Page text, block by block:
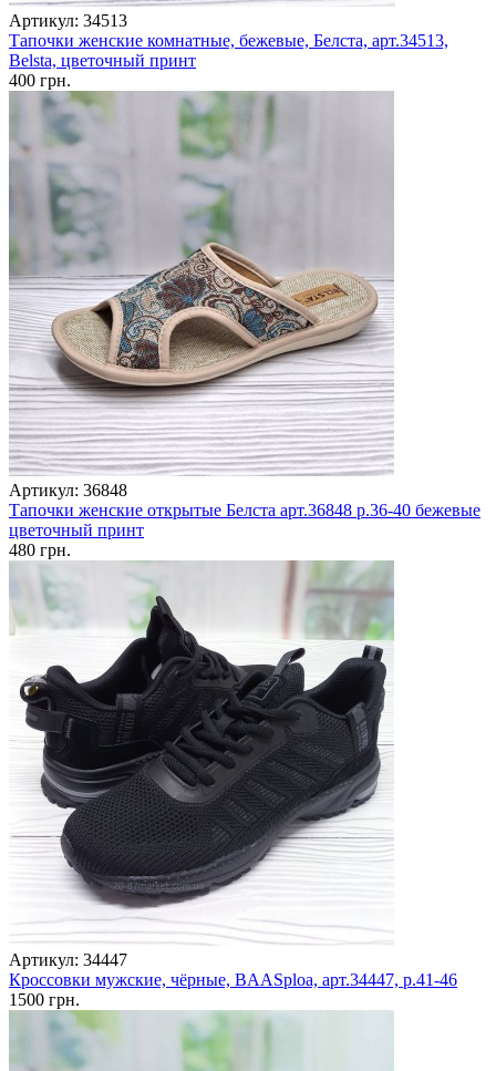
Артикул: 34513
Тапочки женские комнатные, бежевые, Белста, арт.34513,
Belsta, цветочный принт
400 грн.
Артикул: 36848
Тапочки женские открытые Белста арт.36848 р.36-40 бежевые
цветочный принт
480 грн.
Артикул: 34447
Кроссовки мужские, чёрные, BAASploa, арт.34447, р.41-46
1500 грн.